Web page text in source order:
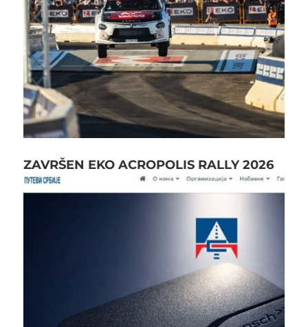
ZAVRŠEN EKO ACROPOLIS RALLY 2026